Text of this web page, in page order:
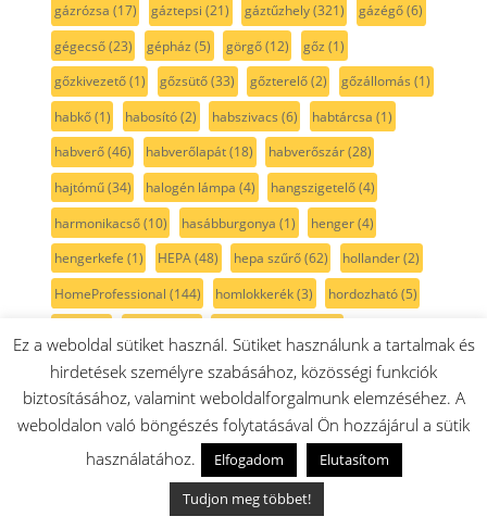
gázrózsa (17) gáztepsi (21) gáztűzhely(321) gázégő(6)
gégecső(23) gépház (5) görgő(12) gőz (1)
gőzkivezető(1) gőzsütő(33) gőzterelő(2) gőzállomás (1)
habkő(1) habosító(2) habszivacs (6) habtárcsa (1)
habverő(46) habverőlapát(18) habverőszár(28)
hajtómű(34) halogén lámpa (4) hangszigetelő(4)
harmonikacső(10) hasábburgonya (1) henger(4)
hengerkefe (1) HEPA(48) hepa szűrő(62) hollander(2)
HomeProfessional (144) homlokkerék(3) hordozható(5)
hosszbordásszíj
(16) hurkatöltő (6) huzal (1) huzat
(1)
HydroFresh(1) hyperFresh(3) hálózati kábel(1)
három(2) hátlap(2) hátsó(7) ház(1) házrész(63)
húsdaráló(189) húsdaráló ház(15) húshőmérő(1)
hőfokszabályzó (52) hőfokérzékelő
Ez a weboldal sütiket használ. Sütiket használunk a tartalmak és
hirdetések személyre szabásához, közösségi funkciók
biztosításához, valamint weboldalforgalmunk elemzéséhez. A
weboldalon való böngészés folytatásával Ön hozzájárul a sütik
használatához.
Elfogadom
Elutasítom
Tudjon meg többet!